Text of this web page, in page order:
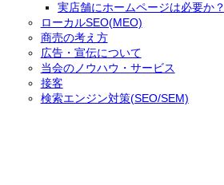
実店舗にホームページは必要か？
ローカルSEO(MEO)
商売の考え方
広告・宣伝について
当会のノウハウ・サービス
接客
検索エンジン対策(SEO/SEM)